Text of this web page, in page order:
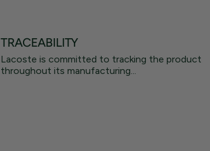
TRACEABILITY
Lacoste is committed to tracking the product
throughout its manufacturing...